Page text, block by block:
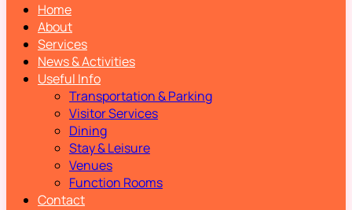
Home
About
Services
News & Activities
Useful Info
Transportation & Parking
Visitor Services
Dining
Stay & Leisure
Venues
Function Rooms
Contact